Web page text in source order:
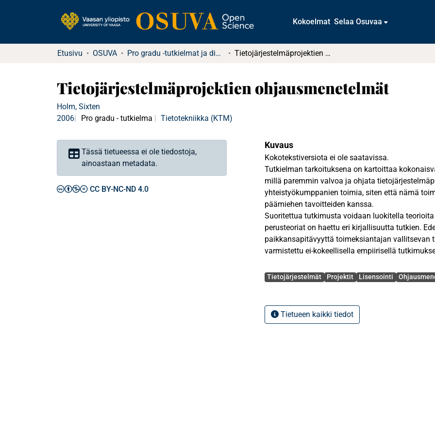
Kokoelmat Selaa Osuvaa
Etusivu OSUVA Pro gradu -tutkielmat ja diplomityöt Tietojärjestelmäprojektien ohjausmenetelmät
Tietojärjestelmäprojektien ohjausmenetelmät
Holm, Sixten
2006
Pro gradu - tutkielma Tietotekniikka (KTM)
Tässä tietueessa ei ole tiedostoja,
ainoastaan metadata.
CC BY-NC-ND 4.0
Kuvaus
Kokotekstiversiota ei ole saatavissa.
Tutkielman tarkoituksena on kartoittaa
millä paremmin valvoa ja ohjata
yhteistyökumppanien toimia, siten että nämä
päämiehen tavoitteiden kanssa.
Suoritettua tutkimusta voidaan luokitella
perusteoriat on haettu eri kirjallisuutta tutkien.
paikkansapitävyyttä toimeksiantajan vallitsevan
varmistettu ei-kokeellisella empiirisellä
olla joko toimintamuodollisia, teknillisiä,
yhteistyöhön ryhtymistä. Paras lopputulos
yhdistämällä eri menetelmiä.
Avainsanat
Tietojärjestelmät Projektit Lisensointi
Tietueen kaikki tiedot